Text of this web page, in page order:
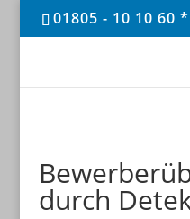
01805 - 10 10 60 *
durch